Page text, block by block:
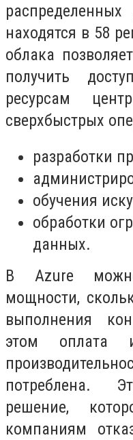
находятся в 58
облака
получить
ресурсам
сверхбыстрых
разработки
обучения
обработки
данных.
В Azure
мощности,
выполнения
этом оплата
потреблена.
решение,
компаниям